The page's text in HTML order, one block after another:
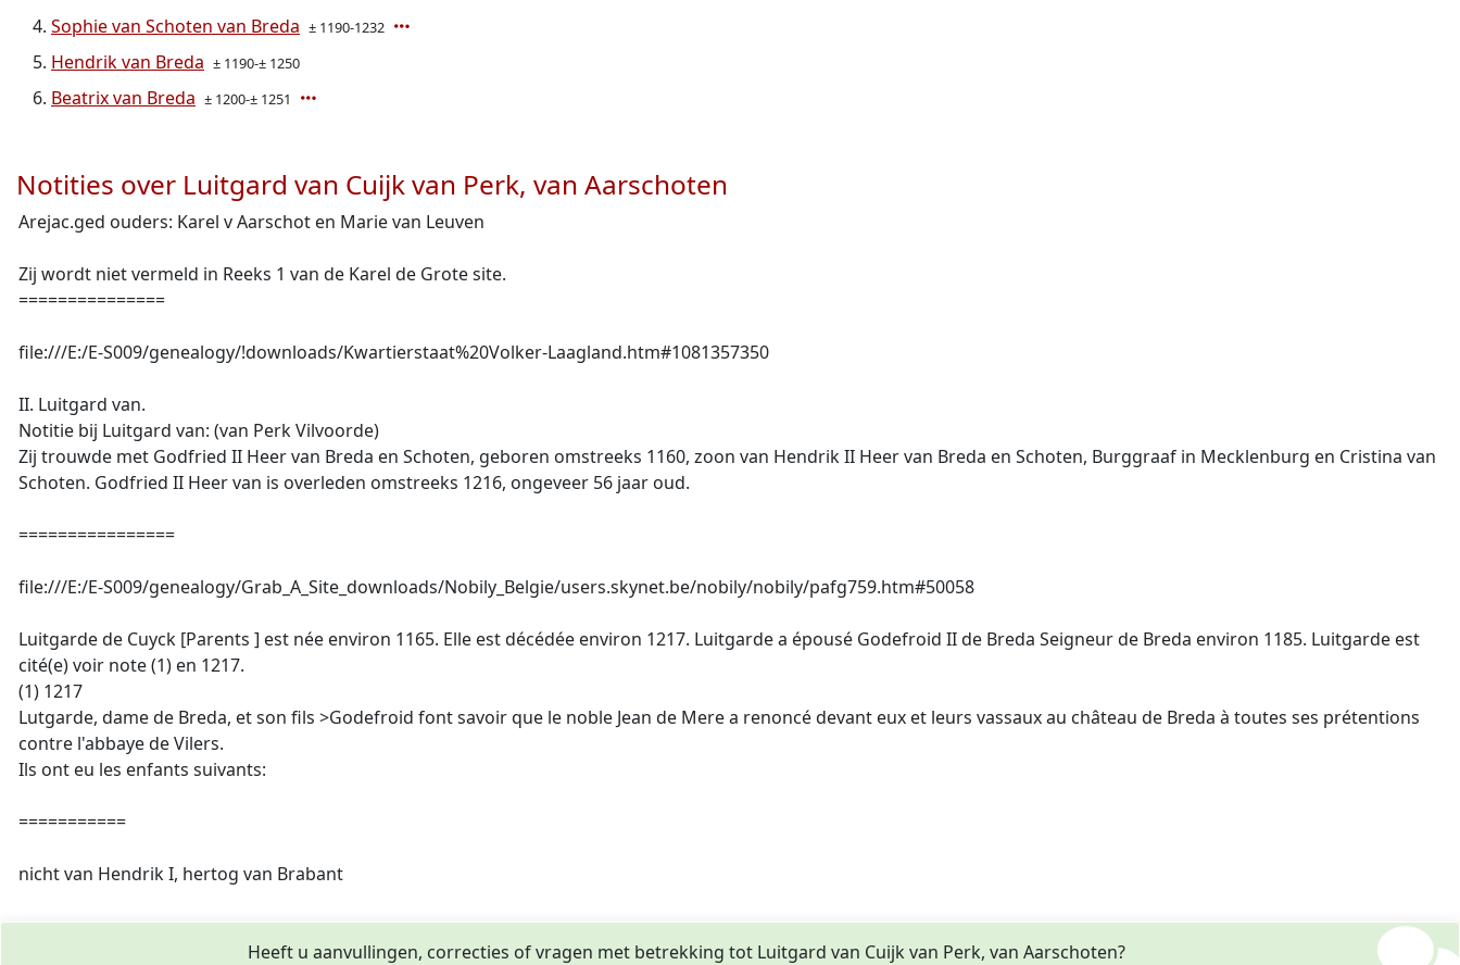
Sophie van Schoten van Breda ± 1190-1232
Hendrik van Breda ± 1190-± 1250
Beatrix van Breda ± 1200-± 1251
Notities over Luitgard van Cuijk van Perk, van Aarschoten
Arejac.ged ouders: Karel v Aarschot en Marie van Leuven
Zij wordt niet vermeld in Reeks 1 van de Karel de Grote site.
===============
file:///E:/E-S009/genealogy/!downloads/Kwartierstaat%20Volker-Laagland.htm#1081357350
II. Luitgard van.
Notitie bij Luitgard van: (van Perk Vilvoorde)
Zij trouwde met Godfried II Heer van Breda en Schoten, geboren omstreeks 1160, zoon van Hendrik II Heer van Breda en Schoten, Burggraaf in Mecklenburg en Cristina van
Schoten. Godfried II Heer van is overleden omstreeks 1216, ongeveer 56 jaar oud.
================
file:///E:/E-S009/genealogy/Grab_A_Site_downloads/Nobily_Belgie/users.skynet.be/nobily/nobily/pafg759.htm#50058
Luitgarde de Cuyck [Parents ] est née environ 1165. Elle est décédée environ 1217. Luitgarde a épousé Godefroid II de Breda Seigneur de Breda environ 1185. Luitgarde est
cité(e) voir note (1) en 1217.
(1) 1217
Lutgarde, dame de Breda, et son fils >Godefroid font savoir que le noble Jean de Mere a renoncé devant eux et leurs vassaux au château de Breda à toutes ses prétentions
contre l'abbaye de Vilers.
Ils ont eu les enfants suivants:
===========
nicht van Hendrik I, hertog van Brabant
Heeft u aanvullingen, correcties of vragen met betrekking tot Luitgard van Cuijk van Perk, van Aarschoten?